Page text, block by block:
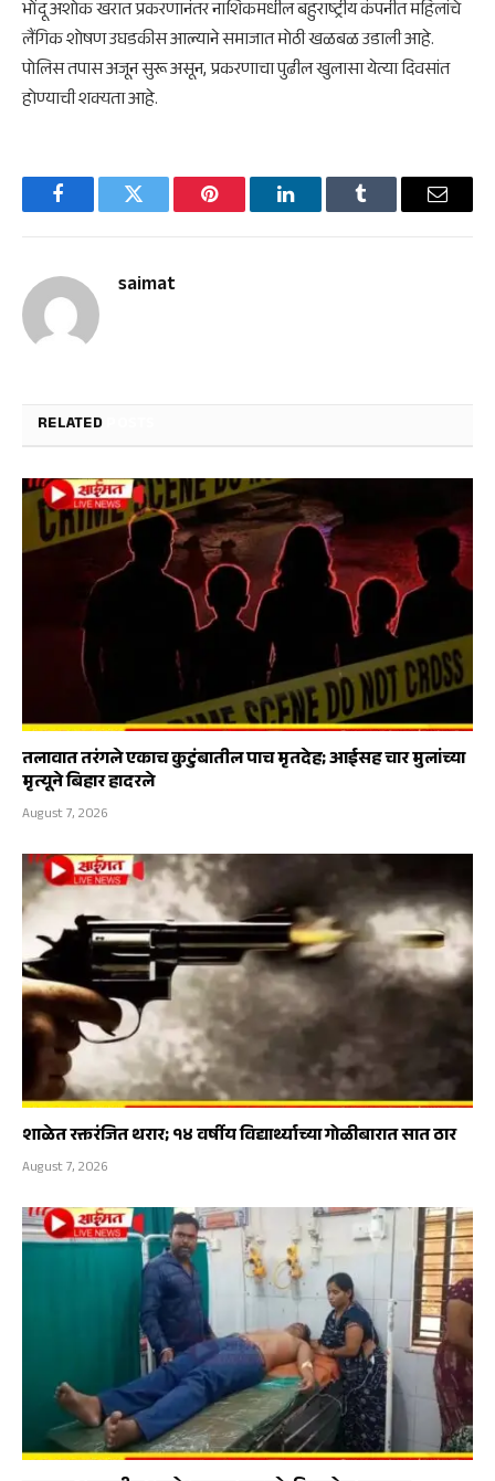
भोंदू अशोक खरात प्रकरणानंतर नाशिकमधील बहुराष्ट्रीय कंपनीत महिलांचे
लैंगिक शोषण उघडकीस आल्याने समाजात मोठी खळबळ उडाली आहे.
पोलिस तपास अजून सुरू असून, प्रकरणाचा पुढील खुलासा येत्या दिवसांत
होण्याची शक्यता आहे.
FacebookTwitter Pinterest LinkedInTumblr Email
saimat
RELATED
तलावात तरंगले एकाच कुटुंबातील पाच मृतदेह; आईसह चार मुलांच्या
मृत्यूने बिहार हादरले
August 7, 2026
शाळेत रक्तरंजित थरार; १४ वर्षीय विद्यार्थ्याच्या गोळीबारात सात ठार
August 7, 2026